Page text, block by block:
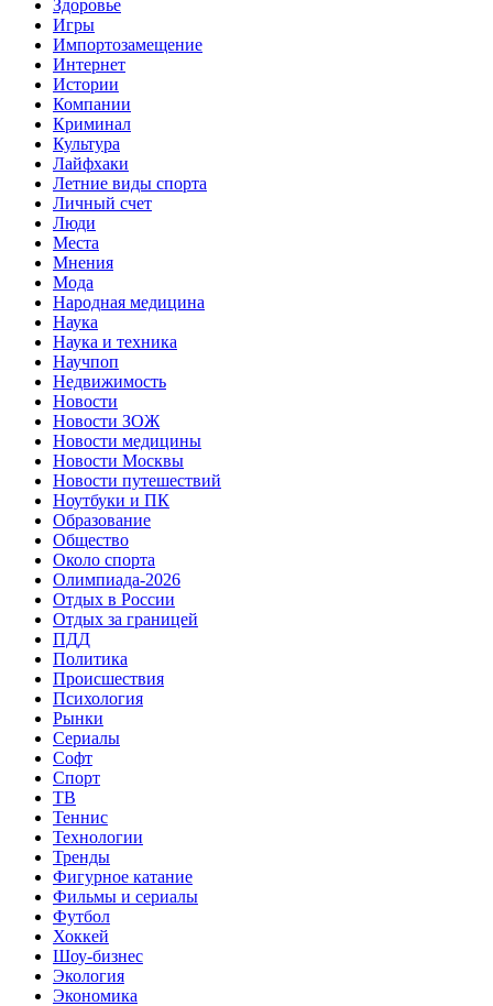
Здоровье
Игры
Импортозамещение
Интернет
Истории
Компании
Криминал
Культура
Лайфхаки
Летние виды спорта
Личный счет
Люди
Места
Мнения
Мода
Народная медицина
Наука
Наука и техника
Научпоп
Недвижимость
Новости
Новости ЗОЖ
Новости медицины
Новости Москвы
Новости путешествий
Ноутбуки и ПК
Образование
Общество
Около спорта
Олимпиада-2026
Отдых в России
Отдых за границей
ПДД
Политика
Происшествия
Психология
Рынки
Сериалы
Софт
Спорт
ТВ
Теннис
Технологии
Тренды
Фигурное катание
Фильмы и сериалы
Футбол
Хоккей
Шоу-бизнес
Экология
Экономика